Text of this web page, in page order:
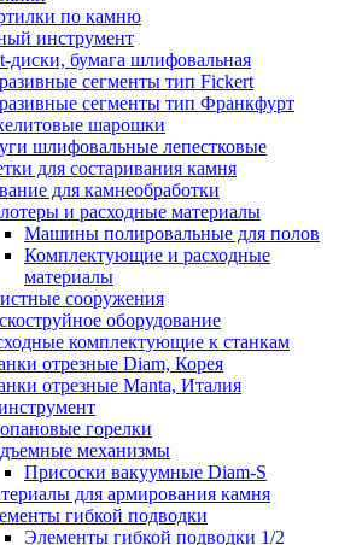
по камню
инструмент
диски, бумага шлифовальная
сегменты тип Fickert
сегменты тип Франкфурт
шарошки
шлифовальные лепестковые
для состаривания камня
для камнеобработки
и расходные материалы
Машины полировальные для полов
Комплектующие и расходные
материалы
сооружения
оборудование
комплектующие к станкам
отрезные Diam, Корея
отрезные Manta, Италия
горелки
механизмы
Присоски вакуумные Diam-S
для армирования камня
гибкой подводки
Элементы гибкой подводки 1/2